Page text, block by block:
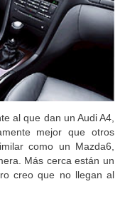
al que dan un Audi A4,
mejor que otros
como un Mazda6,
Más cerca están un
creo que no llegan al